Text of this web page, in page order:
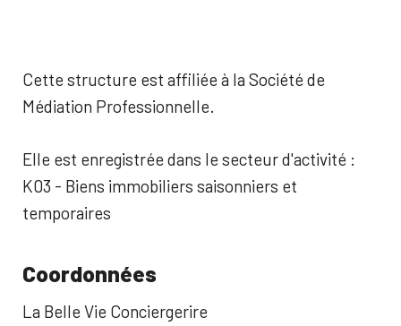
Cette structure est affiliée à la Société de
Médiation Professionnelle.
Elle est enregistrée dans le secteur d'activité :
K03 - Biens immobiliers saisonniers et
temporaires
Coordonnées
La Belle Vie Conciergerire